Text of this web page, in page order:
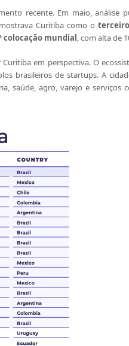
recente. Em maio, análise
Curitiba como o
colocação mundial, com alta de
em perspectiva. O
brasileiros de startups. A
saúde, agro, varejo e